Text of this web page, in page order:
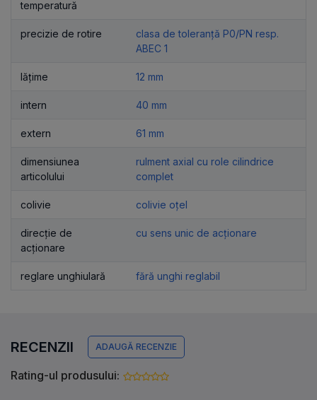
temperatură
precizie de rotire
clasa de toleranță P0/PN resp.
ABEC 1
lățime 12 mm
intern 40 mm
extern 61 mm
dimensiunea
articolului
rulment axial cu role cilindrice
complet
colivie colivie oțel
direcție de
acționare
cu sens unic de acționare
reglare unghiulară fără unghi reglabil
RECENZII ADAUGĂ RECENZIE
Rating-ul produsului: